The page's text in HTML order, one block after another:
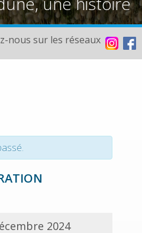
nous sur les réseaux
2024